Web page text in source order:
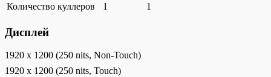
Количество куллеров
1 1
Дисплей
1920 x 1200 (250 nits, Non-Touch)
1920 x 1200 (250 nits, Touch)